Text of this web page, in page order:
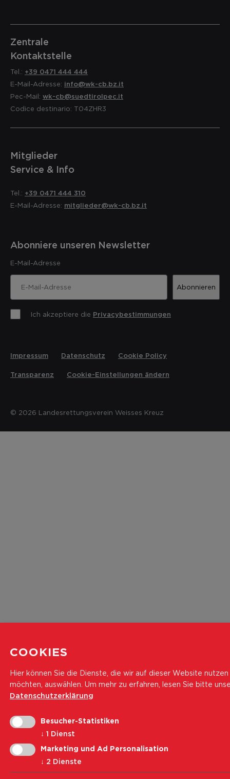
Zentrale
Kontaktstelle
Tel.: +39 0471 444 444
E-Mail-Adresse: info@wk-cb.bz.it
Pec-Mail: wk-cb@suedtirolpec.it
Codice destinario: T04ZHR3
Mitglieder
Service & Info
Tel.: +39 0471 444 310
E-Mail-Adresse: mitglieder@wk-cb.bz.it
Abonniere unseren Newsletter
E-Mail-Adresse
Abonnieren
Ich akzeptiere die Privacybestimmungen
© 2026 Landesrettungsverein Weisses Kreuz
Impressum Datenschutz Cookie Policy
Transparenz Cookie-Einstellungen ändern
COOKIES
Hier können Sie die Dienste, die wir auf dieser Website nutzen
möchten, auswählen. Um mehr zu erfahren, lesen Sie bitte
Datenschutzerklärung
Besucher-Statistiken
↓ 1 Dienst
Marketing und Ad Personalisation
↓ 2 Dienste